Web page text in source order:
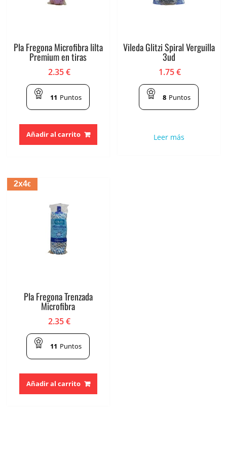
Pla Fregona Microfibra lilta
Premium en tiras
2.35€
11 Puntos
Añadir al carrito
Vileda Glitzi Spiral Verguilla
3ud
1.75€
8 Puntos
Leer más
2x4€
Pla Fregona Trenzada
Microfibra
2.35€
11 Puntos
Añadir al carrito